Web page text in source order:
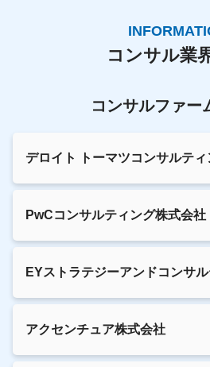
コンサル業
コンサルファー
デロイト トーマツコンサルテ
PwCコンサルティング株式会社
EYストラテジーアンドコンサ
アクセンチュア株式会社